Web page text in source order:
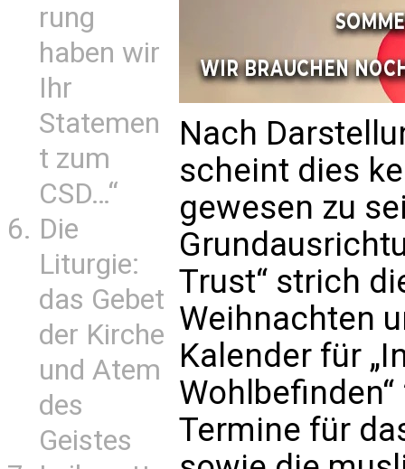
rung
haben wir
Ihr
Statemen
t zum
CSD…“
Die
Liturgie:
das Gebet
der Kirche
und Atem
des
Geistes
Nach
scheint dies
gewesen zu
Trust“ strich
Weihnachten
Kalender für
Termine für